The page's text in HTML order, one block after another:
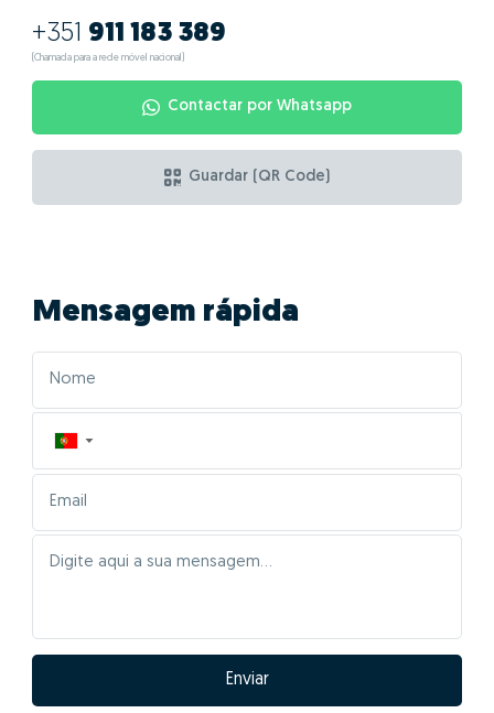
+351 911 183 389
(Chamada para a rede móvel nacional)
Contactar por Whatsapp
Guardar (QR Code)
Mensagem rápida
▼
Enviar